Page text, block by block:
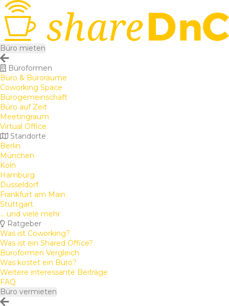
Büro mieten
Büroformen
Büro & Büroräume
Coworking Space
Bürogemeinschaft
Büro auf Zeit
Meetingraum
Virtual Office
Standorte
Berlin
München
Köln
Hamburg
Düsseldorf
Frankfurt am Main
Stuttgart
... und viele mehr
Ratgeber
Was ist Coworking?
Was ist ein Shared Office?
Büroformen Vergleich
Was kostet ein Büro?
Weitere interessante Beiträge
FAQ
Büro vermieten